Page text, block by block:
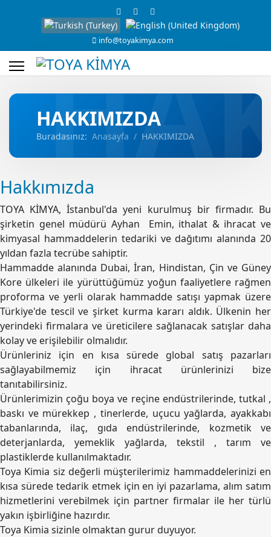
info@toyakimya.com
HAKKIMIZDA
Buradasınız: Anasayfa HAKKIMIZDA
Hakkımızda
TOYA KİMYA, İstanbul'da yeni kurulmuş bir firmadır. Bu
şirketin genel müdürü Ayhan Emin, ithalat & ihracat ve
kimyasal hammaddelerin tedariki ve dağıtımı alanında 20
yıldan fazla tecrübe sahiptir.
Hammadde alanında Dubai, İran, Hindistan, Çin ve Güney
Kore ülkeleri ile yürüttüğümüz yoğun faaliyetlere rağmen
proforma ve yerli olarak hammadde satışı yapmak üzere
Türkiye'de tescil ve şirket kurma kararı aldık. Ülkenin her
yerindeki firmalara ve üreticilere sağlanacak satışlar daha
kolay ve erişilebilir olmalıdır.
Ürünleriniz için en kısa sürede global satış pazarları
sağlayabilmemiz için ihracat ürünlerinizi bize
tanıtabilirsiniz.
Ürünlerimizin çoğu boya ve reçine endüstrilerinde, tutkal ,
baskı ve mürekkep , tinerlerde, uçucu yağlarda, ayakkabı
tabanlarında, ilaç, gıda endüstrilerinde, kozmetik ve
deterjanlarda, yemeklik yağlarda, tekstil , tarım ve
plastiklerde kullanılmaktadır.
Toya Kimia siz değerli müşterilerimiz hammaddelerinizi en
kısa sürede tedarik etmek için en iyi pazarlama, alım satım
hizmetlerini verebilmek için partner firmalar ile her türlü
yakın işbirliğine hazırdır.
Toya Kimia sizinle olmaktan gurur duyuyor.